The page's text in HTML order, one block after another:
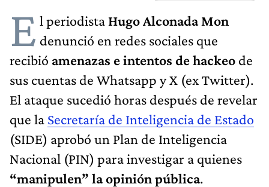
E l periodista Hugo Alconada Mon
denunció en redes sociales que
recibió amenazas e intentos de hackeo de
sus cuentas de Whatsapp y X (ex Twitter).
El ataque sucedió horas después de revelar
que la Secretaría de Inteligencia de Estado
(SIDE) aprobó un Plan de Inteligencia
Nacional (PIN) para investigar a quienes
“manipulen” la opinión pública.